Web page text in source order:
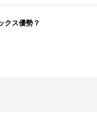
クス優勢？